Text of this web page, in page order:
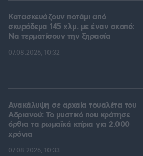
Κατασκευάζουν ποτάμι από
σκυρόδεμα 145 χλμ. με έναν σκοπό:
Να τερματίσουν την ξηρασία
07.08.2026, 10:32
Ανακάλυψη σε αρχαία τουαλέτα του
Αδριανού: Το μυστικό που κράτησε
όρθια τα ρωμαϊκά κτίρια για 2.000
χρόνια
07.08.2026, 10:33